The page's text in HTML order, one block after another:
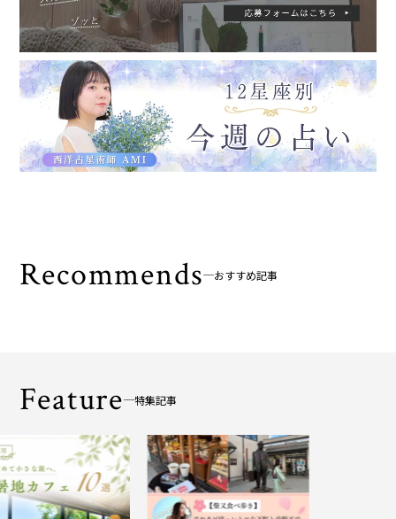
Recommends おすすめ記事
Feature 特集記事